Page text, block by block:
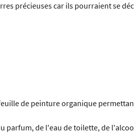
précieuses car ils pourraient se
de peinture organique
parfum, de l'eau de toilette, de